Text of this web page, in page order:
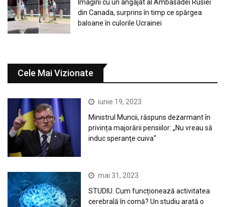
Imagini cu un angajat al Ambasadei Rusiei
din Canada, surprins în timp ce spărgea
baloane în culorile Ucrainei
Cele Mai Vizionate
iunie 19, 2023
Ministrul Muncii, răspuns dezarmant în
privința majorării pensiilor: „Nu vreau să
induc speranţe cuiva“
mai 31, 2023
STUDIU. Cum funcționează activitatea
cerebrală în comă? Un studiu arată o